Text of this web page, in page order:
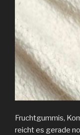
Fruchtgummis,
reicht es gerade